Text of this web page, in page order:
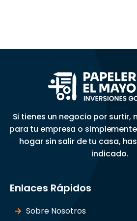
Si tienes un negocio por surtir,
para tu empresa o
hogar sin salir de tu casa,
indicado.
Enlaces Rápidos
Sobre Nosotros